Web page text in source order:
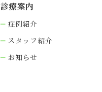
診療案内
症例紹介
スタッフ紹介
お知らせ